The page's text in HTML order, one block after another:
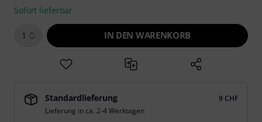
Sofort lieferbar
1 IN DEN WARENKORB
Standardlieferung
9 CHF
Lieferung in ca. 2-4 Werktagen